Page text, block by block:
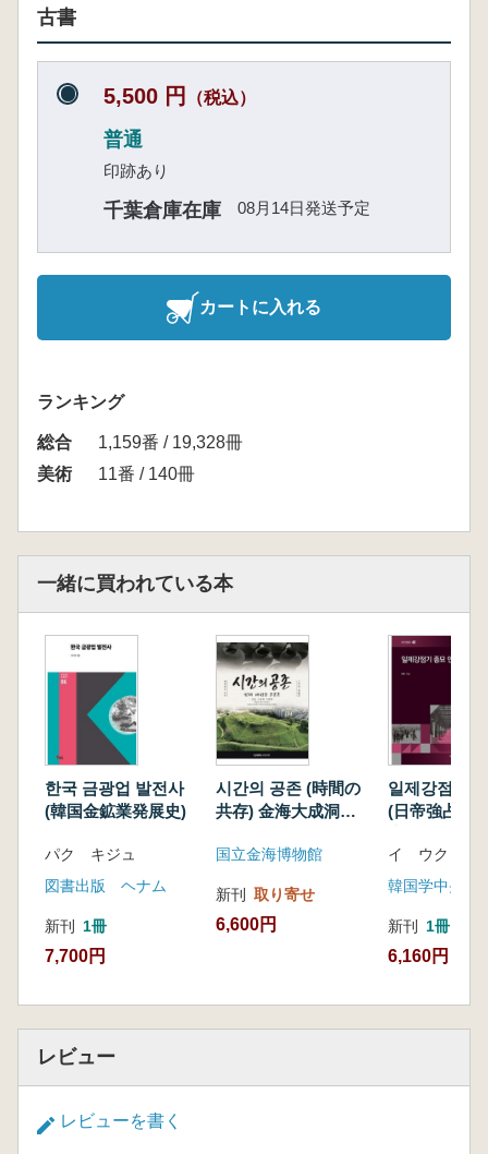
古書
5,500 円 （税込）
普通
印跡あり
千葉倉庫在庫 08月14日発送予定
カートに入れる
ランキング
総合
1,159番 / 19,328冊
美術
11番 / 140冊
一緒に買われている本
한국 금광업 발전사
(韓国金鉱業発展史)
パク キジュ
図書出版 ヘナム
新刊 1冊
7,700円
시간의 공존 (時間の
共存) 金海大成洞古
国立金海博物館
新刊 取り寄せ
6,600円
일제강점기
(日帝強占期
イ ウク
新刊 1冊
6,160円
レビュー
レビューを書く